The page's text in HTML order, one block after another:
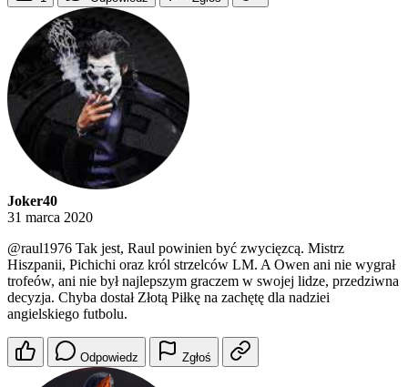
Joker40
31 marca 2020
@raul1976 Tak jest, Raul powinien być zwycięzcą. Mistrz
Hiszpanii, Pichichi oraz król strzelców LM. A Owen ani nie wygrał
trofeów, ani nie był najlepszym graczem w swojej lidze, przedziwna
decyzja. Chyba dostał Złotą Piłkę na zachętę dla nadziei
angielskiego futbolu.
Odpowiedz Zgłoś